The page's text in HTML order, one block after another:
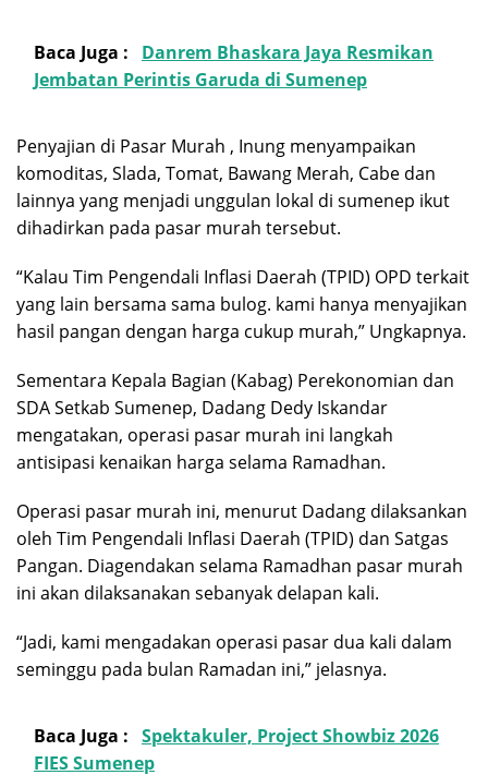
Baca Juga :
Danrem Bhaskara Jaya Resmikan
Jembatan Perintis Garuda di Sumenep
Penyajian di Pasar Murah , Inung menyampaikan
komoditas, Slada, Tomat, Bawang Merah, Cabe dan
lainnya yang menjadi unggulan lokal di sumenep ikut
dihadirkan pada pasar murah tersebut.
“Kalau Tim Pengendali Inflasi Daerah (TPID) OPD terkait
yang lain bersama sama bulog. kami hanya menyajikan
hasil pangan dengan harga cukup murah,” Ungkapnya.
Sementara Kepala Bagian (Kabag) Perekonomian dan
SDA Setkab Sumenep, Dadang Dedy Iskandar
mengatakan, operasi pasar murah ini langkah
antisipasi kenaikan harga selama Ramadhan.
Operasi pasar murah ini, menurut Dadang dilaksankan
oleh Tim Pengendali Inflasi Daerah (TPID) dan Satgas
Pangan. Diagendakan selama Ramadhan pasar murah
ini akan dilaksanakan sebanyak delapan kali.
“Jadi, kami mengadakan operasi pasar dua kali dalam
seminggu pada bulan Ramadan ini,” jelasnya.
Baca Juga : Spektakuler, Project Showbiz 2026
FIES Sumenep